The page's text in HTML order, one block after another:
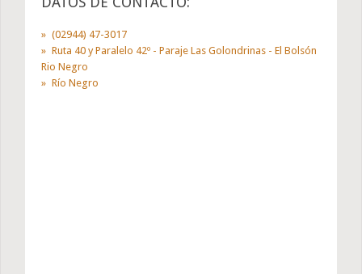
(02944) 47-3017
Ruta 40 y Paralelo 42º - Paraje Las Golondrinas - El Bolsón
Rio Negro
Río Negro